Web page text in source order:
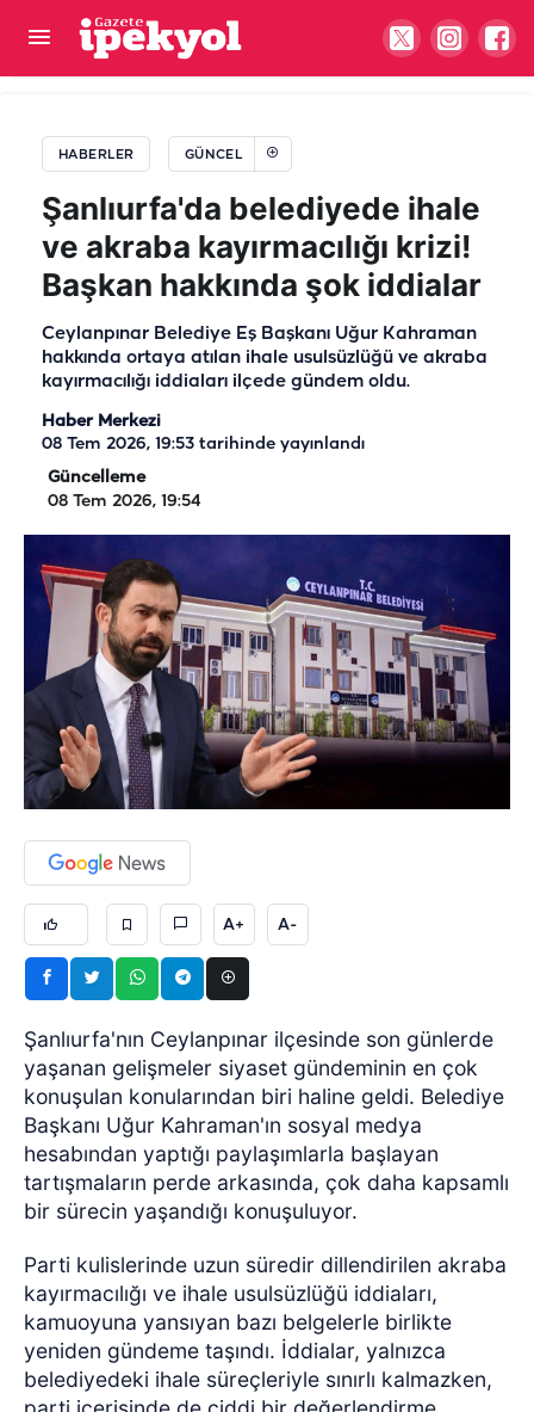
HABERLER GÜNCEL
Şanlıurfa'da belediyede ihale
ve akraba kayırmacılığı krizi!
Başkan hakkında şok iddialar
Ceylanpınar Belediye Eş Başkanı Uğur Kahraman
hakkında ortaya atılan ihale usulsüzlüğü ve akraba
kayırmacılığı iddiaları ilçede gündem oldu.
Haber Merkezi
08 Tem 2026, 19:53 tarihinde yayınlandı
Güncelleme
08 Tem 2026, 19:54
A+ A-
Şanlıurfa'nın Ceylanpınar ilçesinde son günlerde
yaşanan gelişmeler siyaset gündeminin en çok
konuşulan konularından biri haline geldi. Belediye
Başkanı Uğur Kahraman'ın sosyal medya
hesabından yaptığı paylaşımlarla başlayan
tartışmaların perde arkasında, çok daha kapsamlı
bir sürecin yaşandığı konuşuluyor.
Parti kulislerinde uzun süredir dillendirilen akraba
kayırmacılığı ve ihale usulsüzlüğü iddiaları,
kamuoyuna yansıyan bazı belgelerle birlikte
yeniden gündeme taşındı. İddialar, yalnızca
belediyedeki ihale süreçleriyle sınırlı kalmazken,
Bakan Yardımcısı Salih Ayhan’dan eski Şanlıurfa